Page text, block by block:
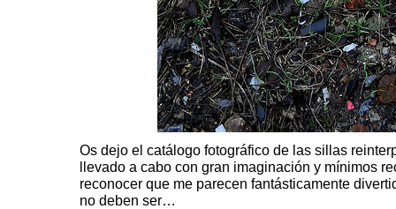
Os dejo el catálogo fotográfico de las sillas
llevado a cabo con gran imaginación y mínimos
reconocer que me parecen fantásticamente
no deben ser…